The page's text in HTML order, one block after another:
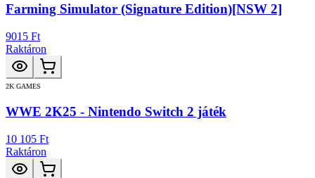
Farming Simulator (Signature Edition)[NSW 2]
9015 Ft
Raktáron
2K GAMES
WWE 2K25 - Nintendo Switch 2 játék
10 105 Ft
Raktáron